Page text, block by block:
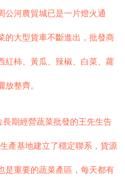
公河農貿城已是一片燈火通
的大型貨車不斷進出，批發商
紅柿、黃瓜、辣椒、白菜、蘿
放整齊。
長期經營蔬菜批發的王先生告
產基地建立了穩定聯系，貨源
是重要的蔬菜產區，每天都有